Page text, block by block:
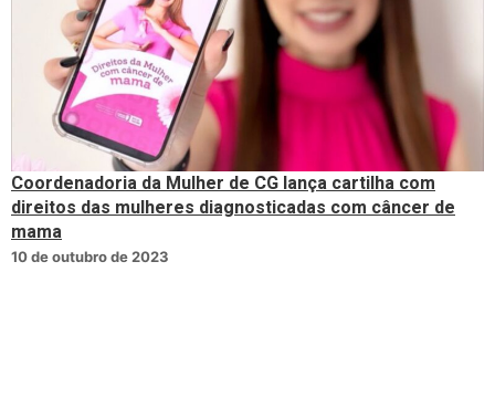
Coordenadoria da Mulher de CG lança cartilha com
direitos das mulheres diagnosticadas com câncer de
mama
10 de outubro de 2023